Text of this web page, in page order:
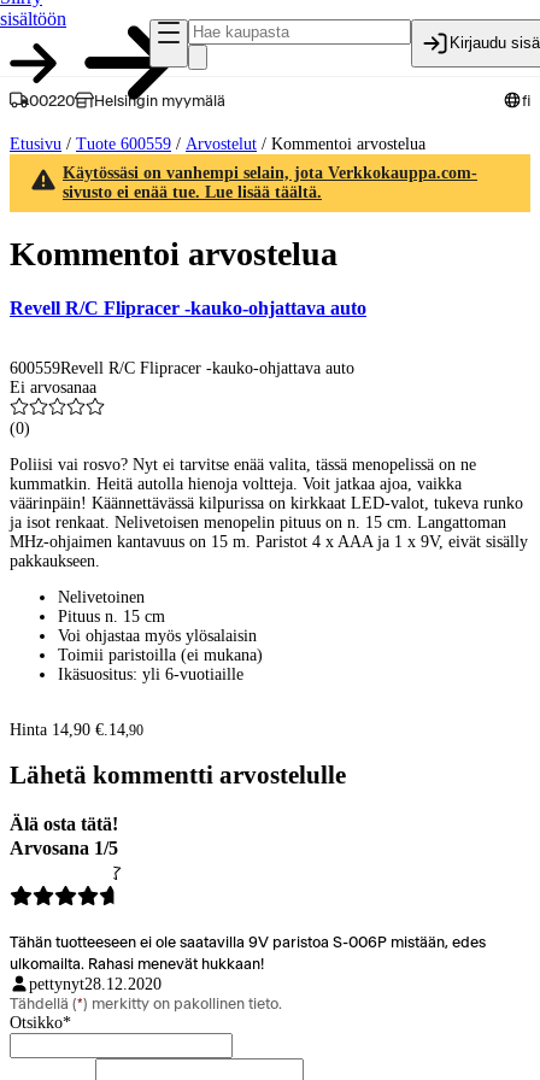
sisältöön
Kirjaudu
00220 Helsingin myymälä fi
Etusivu / Tuote 600559 / Arvostelut / Kommentoi arvostelua
Käytössäsi on vanhempi selain, jota Verkkokauppa.com-
sivusto ei enää tue. Lue lisää täältä.
Kommentoi arvostelua
Revell R/C Flipracer -kauko-ohjattava auto
600559Revell R/C Flipracer -kauko-ohjattava auto
Ei arvosanaa
(0)
Poliisi vai rosvo? Nyt ei tarvitse enää valita, tässä menopelissä on ne
kummatkin. Heitä autolla hienoja voltteja. Voit jatkaa ajoa, vaikka
väärinpäin! Käännettävässä kilpurissa on kirkkaat LED-valot, tukeva runko
ja isot renkaat. Nelivetoisen menopelin pituus on n. 15 cm. Langattoman
MHz-ohjaimen kantavuus on 15 m. Paristot 4 x AAA ja 1 x 9V, eivät sisälly
pakkaukseen.
Nelivetoinen
Pituus n. 15 cm
Voi ohjastaa myös ylösalaisin
Toimii paristoilla (ei mukana)
Ikäsuositus: yli 6-vuotiaille
Hinta 14,90 €. 14,90
Lähetä kommentti arvostelulle
Älä osta tätä!
Arvosana 1/5
Tähän tuotteeseen ei ole saatavilla 9V paristoa S-006P mistään, edes
ulkomailta. Rahasi menevät hukkaan!
pettynyt28.12.2020
Tähdellä (*) merkitty on pakollinen tieto.
Otsikko*